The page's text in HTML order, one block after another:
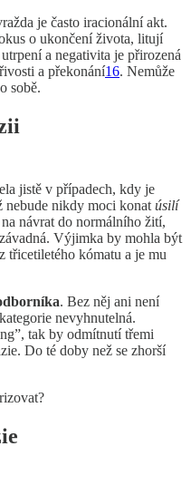
je často iracionální akt.
o ukončení života, litují
a negativita je přirozená
a překonání16. Nemůže
sobě.
jistě v případech, kdy je
nebude nikdy moci konat úsilí
návrat do normálního žití,
Výjimka by mohla být
třicetiletého kómatu a je mu
. Bez něj ani není
nevyhnutelná.
tak by odmítnutí třemi
Do té doby než se zhorší